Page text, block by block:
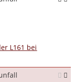
L161 bei